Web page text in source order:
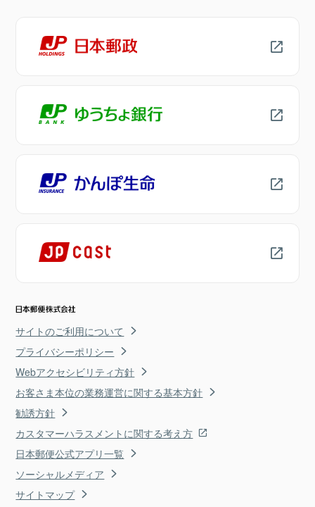
サイトのご利用について
プライバシーポリシー
Webアクセシビリティ方針
お客さま本位の業務運営に関する基本方針
勧誘方針
カスタマーハラスメントに関する考え方
日本郵便公式アプリ一覧
ソーシャルメディア
サイトマップ